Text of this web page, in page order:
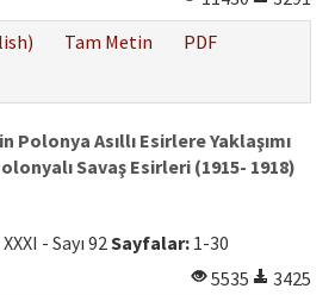
Tam Metin
PDF
Polonya Asıllı Esirlere Yaklaşımı
Savaş Esirleri (1915- 1918)
- Sayı 92Sayfalar: 1-30
5535
3425